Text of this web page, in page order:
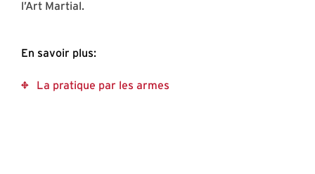
l’Art Martial.
En savoir plus:
La pratique par les armes